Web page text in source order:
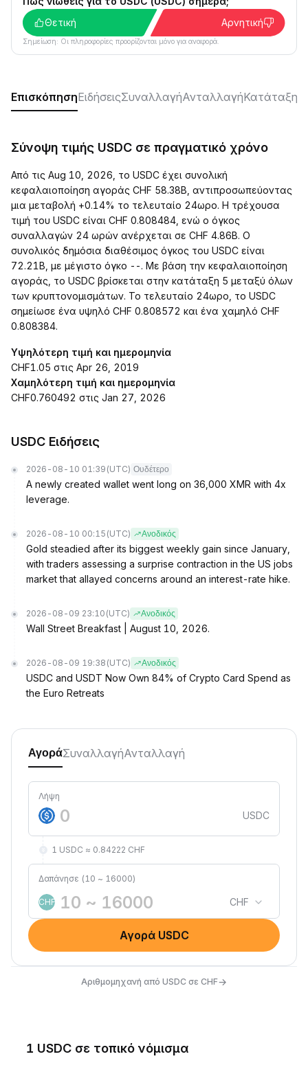
Θετική
Αρνητική
Σημείωση: Οι πληροφορίες προορίζονται μόνο για αναφορά.
ΕπισκόπησηΕιδήσειςΣυναλλαγήΑνταλλαγήΚατάταξη
Σύνοψη τιμής USDC σε πραγματικό χρόνο
Από τις Aug 10, 2026, το USDC έχει συνολική
κεφαλαιοποίηση αγοράς CHF 58.38B, αντιπροσωπεύοντας
μια μεταβολή +0.14% το τελευταίο 24ωρο. Η τρέχουσα
τιμή του USDC είναι CHF 0.808484, ενώ ο όγκος
συναλλαγών 24 ωρών ανέρχεται σε CHF 4.86B. Ο
συνολικός δημόσια διαθέσιμος όγκος του USDC είναι
72.21B, με μέγιστο όγκο --. Με βάση την κεφαλαιοποίηση
αγοράς, το USDC βρίσκεται στην κατάταξη 5 μεταξύ όλων
των κρυπτονομισμάτων. Το τελευταίο 24ωρο, το USDC
σημείωσε ένα υψηλό CHF 0.808572 και ένα χαμηλό CHF
0.808384.
Υψηλότερη τιμή και ημερομηνία
CHF1.05 στις Apr 26, 2019
Χαμηλότερη τιμή και ημερομηνία
CHF0.760492 στις Jan 27, 2026
USDC Ειδήσεις
2026-08-10 01:39 (UTC) Ουδέτερο
A newly created wallet went long on 36,000 XMR with 4x
leverage.
2026-08-10 00:15 (UTC) Ανοδικός
Gold steadied after its biggest weekly gain since January,
with traders assessing a surprise contraction in the US jobs
market that allayed concerns around an interest-rate hike.
2026-08-09 23:10 (UTC) Ανοδικός
Wall Street Breakfast | August 10, 2026.
2026-08-09 19:38 (UTC) Ανοδικός
USDC and USDT Now Own 84% of Crypto Card Spend as
the Euro Retreats
ΑγοράΣυναλλαγήΑνταλλαγή
Λήψη
USDC
1 USDC ≈ 0.84222 CHF
Δαπάνησε (10 ~ 16000)
CHF CHF
Αγορά USDC
Αριθμομηχανή από USDC σε CHF→
1 USDC σε τοπικό νόμισμα